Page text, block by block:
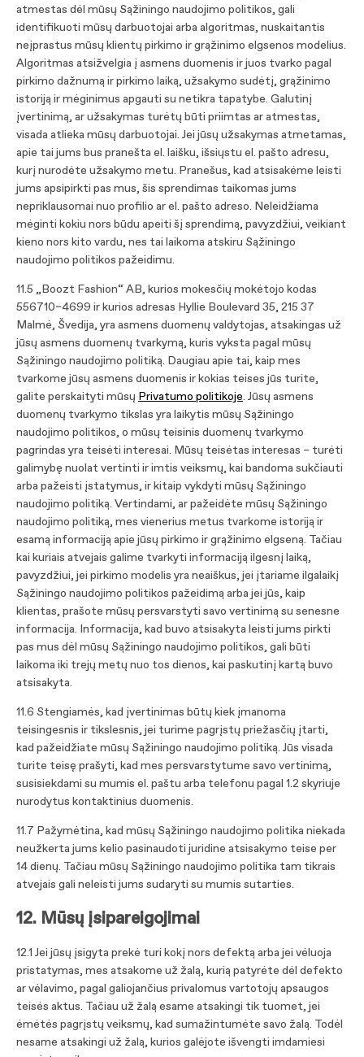
atmestas dėl mūsų Sąžiningo naudojimo politikos, gali
identifikuoti mūsų darbuotojai arba algoritmas, nuskaitantis
neįprastus mūsų klientų pirkimo ir grąžinimo elgsenos modelius.
Algoritmas atsižvelgia į asmens duomenis ir juos tvarko pagal
pirkimo dažnumą ir pirkimo laiką, užsakymo sudėtį, grąžinimo
istoriją ir mėginimus apgauti su netikra tapatybe. Galutinį
įvertinimą, ar užsakymas turėtų būti priimtas ar atmestas,
visada atlieka mūsų darbuotojai. Jei jūsų užsakymas atmetamas,
apie tai jums bus pranešta el. laišku, išsiųstu el. pašto adresu,
kurį nurodėte užsakymo metu. Pranešus, kad atsisakėme leisti
jums apsipirkti pas mus, šis sprendimas taikomas jums
nepriklausomai nuo profilio ar el. pašto adreso. Neleidžiama
mėginti kokiu nors būdu apeiti šį sprendimą, pavyzdžiui, veikiant
kieno nors kito vardu, nes tai laikoma atskiru Sąžiningo
naudojimo politikos pažeidimu.
11.5 „Boozt Fashion“ AB, kurios mokesčių mokėtojo kodas
556710–4699 ir kurios adresas Hyllie Boulevard 35, 215 37
Malmė, Švedija, yra asmens duomenų valdytojas, atsakingas už
jūsų asmens duomenų tvarkymą, kuris vyksta pagal mūsų
Sąžiningo naudojimo politiką. Daugiau apie tai, kaip mes
tvarkome jūsų asmens duomenis ir kokias teises jūs turite,
galite perskaityti mūsų Privatumo politikoje. Jūsų asmens
duomenų tvarkymo tikslas yra laikytis mūsų Sąžiningo
naudojimo politikos, o mūsų teisinis duomenų tvarkymo
pagrindas yra teisėti interesai. Mūsų teisėtas interesas – turėti
galimybę nuolat vertinti ir imtis veiksmų, kai bandoma sukčiauti
arba pažeisti įstatymus, ir kitaip vykdyti mūsų Sąžiningo
naudojimo politiką. Vertindami, ar pažeidėte mūsų Sąžiningo
naudojimo politiką, mes vienerius metus tvarkome istoriją ir
esamą informaciją apie jūsų pirkimo ir grąžinimo elgseną. Tačiau
kai kuriais atvejais galime tvarkyti informaciją ilgesnį laiką,
pavyzdžiui, jei pirkimo modelis yra neaiškus, jei įtariame ilgalaikį
Sąžiningo naudojimo politikos pažeidimą arba jei jūs, kaip
klientas, prašote mūsų persvarstyti savo vertinimą su senesne
informacija. Informacija, kad buvo atsisakyta leisti jums pirkti
pas mus dėl mūsų Sąžiningo naudojimo politikos, gali būti
laikoma iki trejų metų nuo tos dienos, kai paskutinį kartą buvo
atsisakyta.
11.6 Stengiamės, kad įvertinimas būtų kiek įmanoma
teisingesnis ir tikslesnis, jei turime pagrįstų priežasčių įtarti,
kad pažeidžiate mūsų Sąžiningo naudojimo politiką. Jūs visada
turite teisę prašyti, kad mes persvarstytume savo vertinimą,
susisiekdami su mumis el. paštu arba telefonu pagal 1.2 skyriuje
nurodytus kontaktinius duomenis.
11.7 Pažymėtina, kad mūsų Sąžiningo naudojimo politika niekada
neužkerta jums kelio pasinaudoti juridine atsisakymo teise per
14 dienų. Tačiau mūsų Sąžiningo naudojimo politika tam tikrais
atvejais gali neleisti jums sudaryti su mumis sutarties.
12. Mūsų įsipareigojimai
12.1 Jei jūsų įsigyta prekė turi kokį nors defektą arba jei vėluoja
pristatymas, mes atsakome už žalą, kurią patyrėte dėl defekto
ar vėlavimo, pagal galiojančius privalomus vartotojų apsaugos
teisės aktus. Tačiau už žalą esame atsakingi tik tuomet, jei
ėmėtės pagrįstų veiksmų, kad sumažintumėte savo žalą. Todėl
nesame atsakingi už žalą, kurios galėjote išvengti imdamiesi